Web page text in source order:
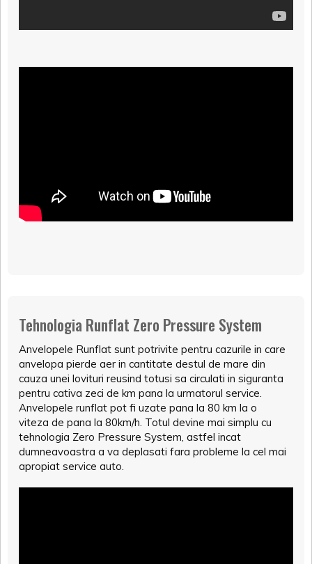
Tehnologia Runflat Zero Pressure System
Anvelopele Runflat sunt potrivite pentru cazurile in care
anvelopa pierde aer in cantitate destul de mare din
cauza unei lovituri reusind totusi sa circulati in siguranta
pentru cativa zeci de km pana la urmatorul service.
Anvelopele runflat pot fi uzate pana la 80 km la o
viteza de pana la 80km/h. Totul devine mai simplu cu
tehnologia Zero Pressure System, astfel incat
dumneavoastra a va deplasati fara probleme la cel mai
apropiat service auto.